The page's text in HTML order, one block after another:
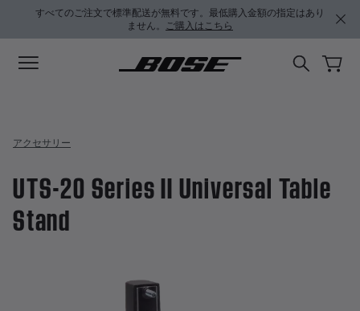
メインコンテンツに移動
サポートチャットに移動する
フッターコンテンツに移動
アクセシビリティ声明に移動する
すべてのご注文で標準配送が無料です。最低購入金額の指定はあり
ません。 ご購入はこちら
アクセサリー
UTS-20 Series II Universal Table
Stand